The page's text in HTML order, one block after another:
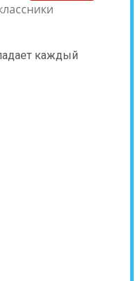
каждый